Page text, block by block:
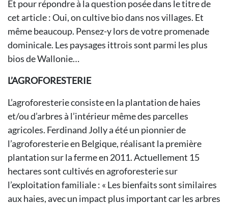
Et pour répondre à la question posée dans le titre de
cet article : Oui, on cultive bio dans nos villages. Et
même beaucoup. Pensez-y lors de votre promenade
dominicale. Les paysages ittrois sont parmi les plus
bios de Wallonie…
L’AGROFORESTERIE
L’agroforesterie consiste en la plantation de haies
et/ou d’arbres à l’intérieur même des parcelles
agricoles. Ferdinand Jolly a été un pionnier de
l’agroforesterie en Belgique, réalisant la première
plantation sur la ferme en 2011. Actuellement 15
hectares sont cultivés en agroforesterie sur
l’exploitation familiale : « Les bienfaits sont similaires
aux haies, avec un impact plus important car les arbres